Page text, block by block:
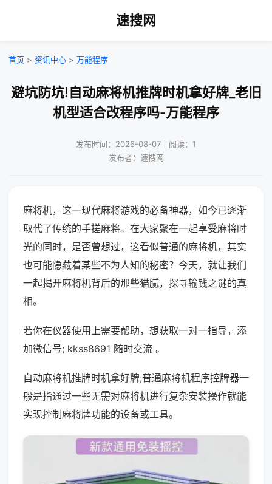
速搜网
首页 > 资讯中心 > 万能程序
避坑防坑!自动麻将机推牌时机拿好牌_老旧
机型适合改程序吗-万能程序
发布时间：2026-08-07｜阅读：1
发布者：速搜网
麻将机，这一现代麻将游戏的必备神器，如今已逐渐
取代了传统的手搓麻将。在大家聚在一起享受麻将时
光的同时，是否曾想过，这看似普通的麻将机，其实
也可能隐藏着某些不为人知的秘密？今天，就让我们
一起揭开麻将机背后的那些猫腻，探寻输钱之谜的真
相。
若你在仪器使用上需要帮助，想获取一对一指导，添
加微信号; kkss8691 随时交流 。
自动麻将机推牌时机拿好牌;普通麻将机程序控牌器一
般是指通过一些无需对麻将机进行复杂安装操作就能
实现控制麻将牌功能的设备或工具。